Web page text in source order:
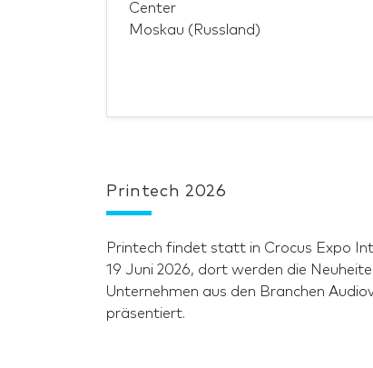
Center
Moskau (Russland)
Printech 2026
Printech findet statt in Crocus Expo
19 Juni 2026, dort werden die
Unternehmen aus den Branchen
präsentiert.